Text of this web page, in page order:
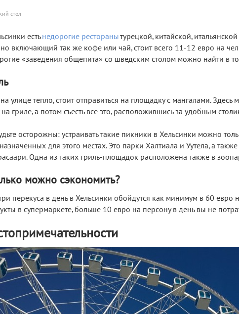
стол
естьнедорогие ресторанытурецкой, китайской,
включающий так же кофе или чай, стоит всего 11-12 евро на
«заведения общепита» со шведским столом можно найти в
улице тепло, стоит отправиться на площадку с мангалами. Здесь
гриле, а потом съесть все это, расположившись за удобным
осторожны: устраивать такие пикники в Хельсинки можно
для этого местах. Это парки Халтиала и Уутела, а
Одна из таких гриль-площадок расположена также в
можно сэкономить?
перекуса в день в Хельсинки обойдутся как минимум в 60 евро
в супермаркете, больше 10 евро на персону в день вы не